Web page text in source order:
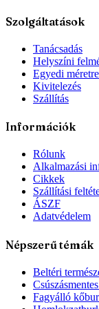
Szolgáltatások
Tanácsadás
Helyszíni
Egyedi
Kivitelezés
Szállítás
Információk
Rólunk
Alkalmazási
Cikkek
Szállítási
ÁSZF
Adatvédelem
Népszerű témák
Beltéri
Fagyálló